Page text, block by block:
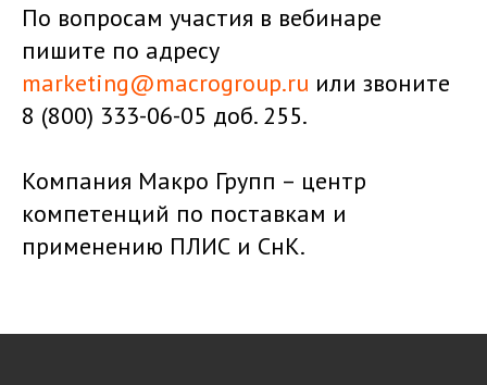
По вопросам участия в вебинаре
пишите по адресу
marketing@macrogroup.ru или звоните
8 (800) 333-06-05 доб. 255.
Компания Макро Групп – центр
компетенций по поставкам и
применению ПЛИС и СнК.